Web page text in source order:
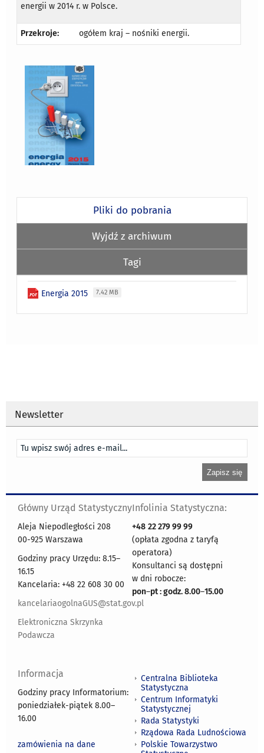
energii w 2014 r. w Polsce.
Przekroje: ogółem kraj – nośniki energii.
Pliki do pobrania
Wyjdź z archiwum
Tagi
Energia 2015 7.42 MB
Newsletter
Główny Urząd Statystyczny
Aleja Niepodległości 208
00-925 Warszawa
Godziny pracy Urzędu: 8.15–
16.15
Kancelaria: +48 22 608 30 00
kancelariaogolnaGUS@stat.gov.pl
Elektroniczna Skrzynka
Podawcza
Infolinia Statystyczna:
+48 22 279 99 99
(opłata zgodna z taryfą
operatora)
Konsultanci są dostępni
w dni robocze:
pon–pt : godz. 8.00–15.00
Informacja
Godziny pracy Informatorium:
poniedziałek-piątek 8.00–
16.00
zamówienia na dane
Centralna Biblioteka
Statystyczna
Centrum Informatyki
Statystycznej
Rada Statystyki
Rządowa Rada Ludnościowa
Polskie Towarzystwo